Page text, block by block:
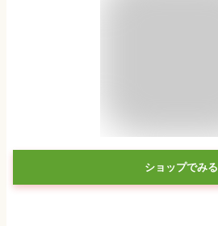
ショップでみる